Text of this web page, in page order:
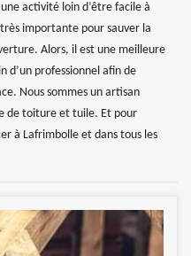
activité loin d’être facile à
importante pour sauver la
Alors, il est une meilleure
d’un professionnel afin de
Nous sommes un artisan
de toiture et tuile. Et pour
à Lafrimbolle et dans tous les